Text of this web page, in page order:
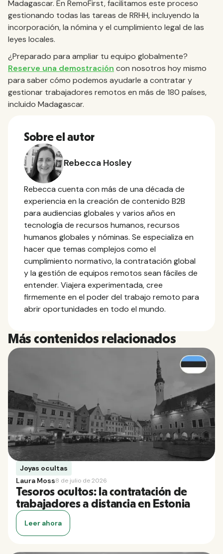
Madagascar. En RemoFirst, facilitamos este proceso
gestionando todas las tareas de RRHH, incluyendo la
incorporación, la nómina y el cumplimiento legal de las
leyes locales.
¿Preparado para ampliar tu equipo globalmente?
Reserve una demostración con nosotros hoy mismo
para saber cómo podemos ayudarle a contratar y
gestionar trabajadores remotos en más de 180 países,
incluido Madagascar.
Sobre el autor
Rebecca Hosley
Rebecca cuenta con más de una década de
experiencia en la creación de contenido B2B
para audiencias globales y varios años en
tecnología de recursos humanos, recursos
humanos globales y nóminas. Se especializa en
hacer que temas complejos como el
cumplimiento normativo, la contratación global
y la gestión de equipos remotos sean fáciles de
entender. Viajera experimentada, cree
firmemente en el poder del trabajo remoto para
abrir oportunidades en todo el mundo.
Más contenidos relacionados
Joyas ocultas
Laura Moss8 de julio de 2026
Tesoros ocultos: la contratación de
trabajadores a distancia en Estonia
Leer ahora